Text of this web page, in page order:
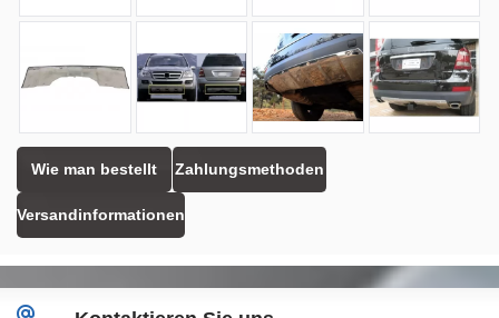
Wie man bestellt Zahlungsmethoden
Versandinformationen